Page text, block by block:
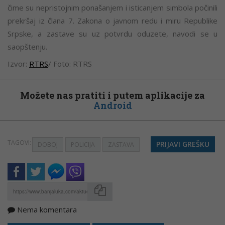
čime su nepristojnim ponašanjem i isticanjem simbola počinili
prekršaj iz člana 7. Zakona o javnom redu i miru Republike
Srpske, a zastave su uz potvrdu oduzete, navodi se u
saopštenju.
Izvor: RTRS/ Foto: RTRS
Možete nas pratiti i putem aplikacije za
Android
TAGOVI: DOBOJ POLICIJA ZASTAVA PRIJAVI GREŠKU
Nema komentara